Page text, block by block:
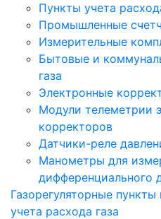
Пункты учета
Промышленные
Измерительные
Бытовые и
газа
Электронные
Модули телеметрии
корректоров
Датчики-реле
Манометры для
дифференциального
Газорегуляторные
учета расхода газа